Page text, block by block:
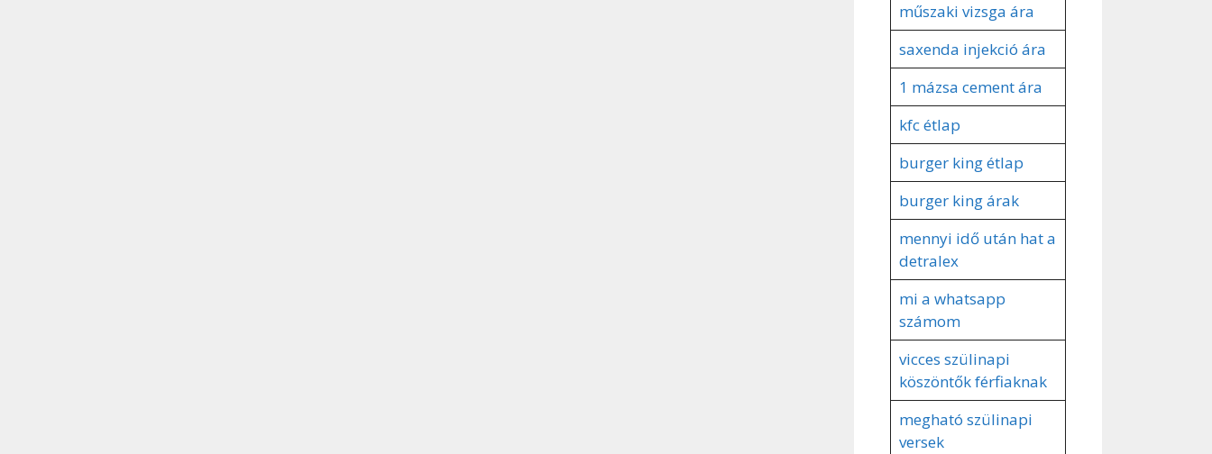
műszaki vizsga ára
saxenda injekció ára
1 mázsa cement ára
kfc étlap
burger king étlap
burger king árak
mennyi idő után hat a
detralex
mi a whatsapp
számom
vicces szülinapi
köszöntők férfiaknak
megható szülinapi
versek